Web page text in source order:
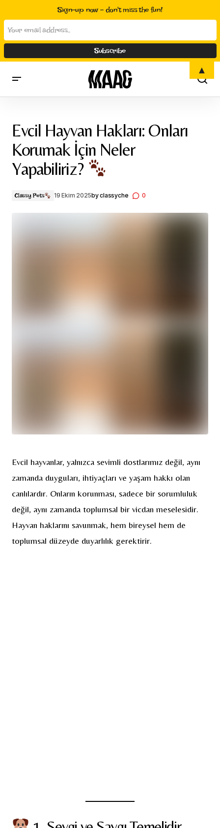
Evcil Hayvan Hakları: Onları
Korumak İçin Neler
Yapabiliriz?
Classy Pets 19 Ekim 2025byclassyche 0
Evcil hayvanlar, yalnızca sevimli dostlarımız değil, aynı
zamanda duyguları, ihtiyaçları ve yaşam hakkı olan
canlılardır. Onların korunması, sadece bir sorumluluk
değil, aynı zamanda toplumsal bir vicdan meselesidir.
Hayvan haklarını savunmak, hem bireysel hem de
toplumsal düzeyde duyarlılık gerektirir.
Sign-up now - don't miss the fun!
▲